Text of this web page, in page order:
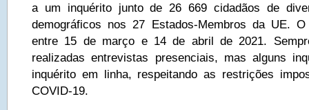
a um inquérito junto de 26 669 cidadãos de
demográficos nos 27 Estados‑Membros da UE.
entre 15 de março e 14 de abril de 2021.
realizadas entrevistas presenciais, mas alguns
inquérito em linha, respeitando as restrições
COVID-19.